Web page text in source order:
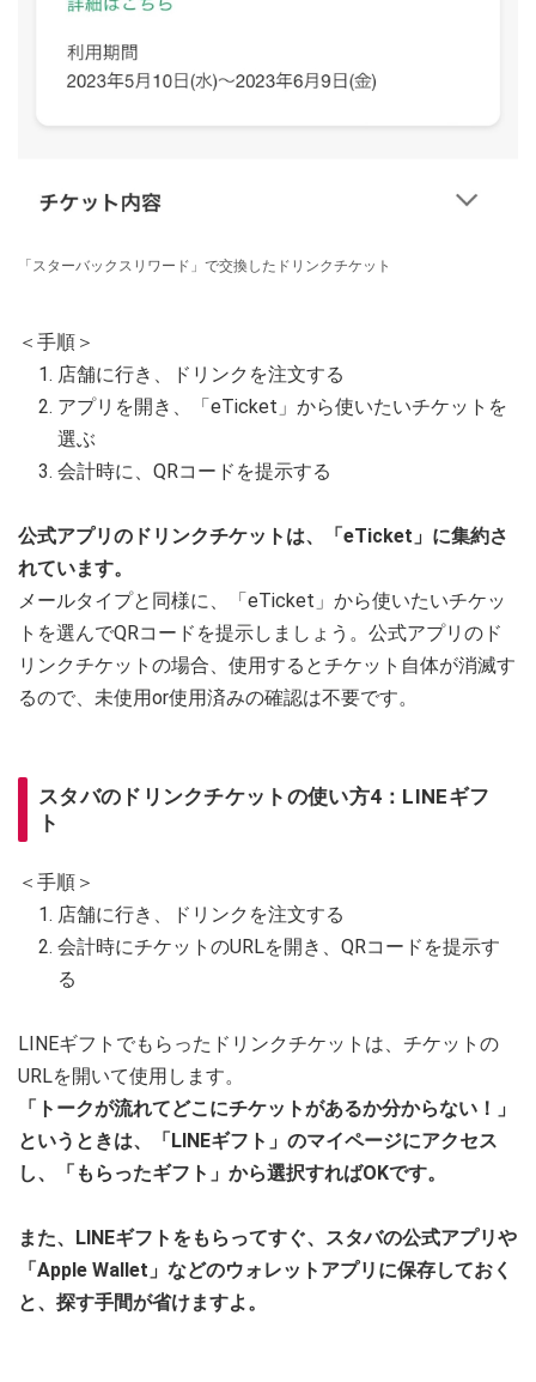
「スターバックスリワード」で交換したドリンクチケット
＜手順＞
店舗に行き、ドリンクを注文する
アプリを開き、「eTicket」から使いたいチケットを
選ぶ
会計時に、QRコードを提示する
公式アプリのドリンクチケットは、「eTicket」に集約さ
れています。
メールタイプと同様に、「eTicket」から使いたいチケッ
トを選んでQRコードを提示しましょう。公式アプリのド
リンクチケットの場合、使用するとチケット自体が消滅す
るので、未使用or使用済みの確認は不要です。
スタバのドリンクチケットの使い方4：LINEギフ
ト
＜手順＞
店舗に行き、ドリンクを注文する
会計時にチケットのURLを開き、QRコードを提示す
る
LINEギフトでもらったドリンクチケットは、チケットの
URLを開いて使用します。
「トークが流れてどこにチケットがあるか分からない！」
というときは、「LINEギフト」のマイページにアクセス
し、「もらったギフト」から選択すればOKです。
また、LINEギフトをもらってすぐ、スタバの公式アプリや
「Apple Wallet」などのウォレットアプリに保存しておく
と、探す手間が省けますよ。